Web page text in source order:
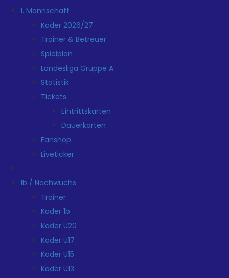
1. Mannschaft
Kader 2026/27
Trainer & Betreuer
Spielplan
Landesliga Gruppe A
Statistik
Tickets
Eintrittskarten
Dauerkarten
Fanshop
Liveticker
1b / Nachwuchs
Trainer
Kader 1b
Kader U20
Kader U17
Kader U15
Kader U13